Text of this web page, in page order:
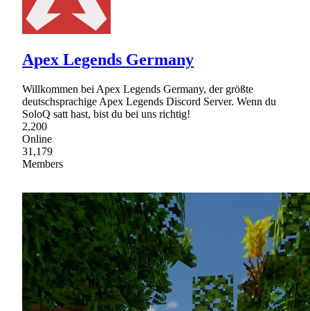
Apex Legends Germany
Willkommen bei Apex Legends Germany, der größte
deutschsprachige Apex Legends Discord Server. Wenn du
SoloQ satt hast, bist du bei uns richtig!
2,200
Online
31,179
Members